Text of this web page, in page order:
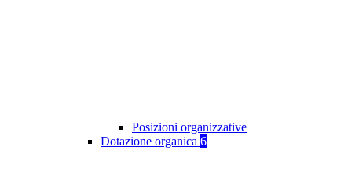
Posizioni organizzative
Dotazione organica 6